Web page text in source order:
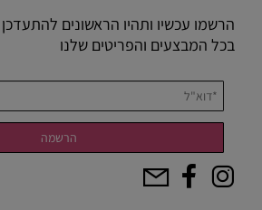
הרשמו עכשיו ותהיו הראשונים להתעדכן
בכל המבצעים והפריטים שלנו